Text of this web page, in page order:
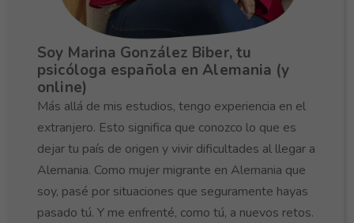
Soy Marina González Biber, tu
psicóloga española en Alemania (y
online)
Más allá de mis estudios, tengo experiencia en el
extranjero. Esto significa que conozco lo que es
dejar tu país de origen y vivir dificultades al llegar a
Alemania. Como mujer migrante en Alemania que
soy, pasé por situaciones que seguramente hayas
pasado tú. Y me enfrenté, como tú, a nuevos retos.